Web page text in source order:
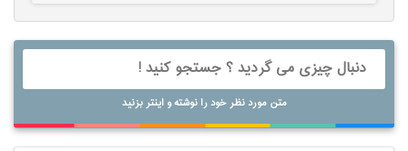
متن مورد نظر خود را نوشته و اینتر بزنید